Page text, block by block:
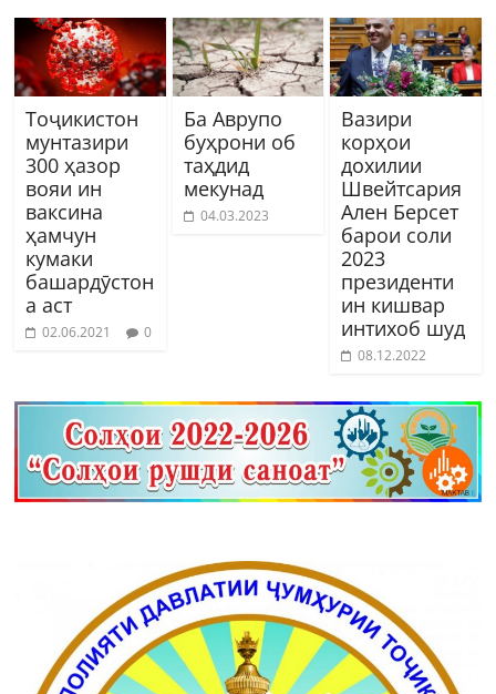
Тоҷикистон
мунтазири
300 ҳазор
вояи ин
ваксина
ҳамчун
кумаки
башардӯстон
а аст
02.06.2021 0
Ба Аврупо
буҳрони об
таҳдид
мекунад
04.03.2023
Вазири
корҳои
дохилии
Швейтсария
Ален Берсет
барои соли
2023
президенти
ин кишвар
интихоб шуд
08.12.2022